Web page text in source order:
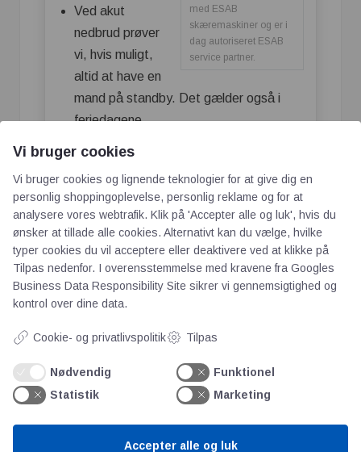
med ESAB
skæremaskiner og er i
dag autoriseret ESAB
service partner.
Ved akut
nedbrud prøver
vi, hvis muligt,
altid at have en
mand på standby. Det gælder også i
feriedagene.
finde den bedste løsning sammen med
kunden, så kunden for det helt rigtige
produkt, til deres produktion. Vi
følger naturligvis op på projektet fra
start til slut.
Installation og flytning af
Salg af Columbus, Easy nest samt Mini
systemer, hvor vi kan være behjælpelige
på flere måder, bl.a. med TeamViewer
support. OBS: vedrørende Columbus,
kan der yderligt tegnes en serviceaftale.
Vi bruger cookies
Vi bruger cookies og lignende teknologier for at give dig en
personlig shoppingoplevelse, personlig reklame og for at
analysere vores webtrafik. Klik på 'Accepter alle og luk', hvis du
ønsker at tillade alle cookies. Alternativt kan du vælge, hvilke
typer cookies du vil acceptere eller deaktivere ved at klikke på
Tilpas nedenfor. I overensstemmelse med kravene fra Googles
Business Data Responsibility Site sikrer vi gennemsigtighed og
kontrol over dine data.
Cookie- og privatlivspolitik Tilpas
Nødvendig
Funktionel
Statistik
Marketing
Accepter alle og luk